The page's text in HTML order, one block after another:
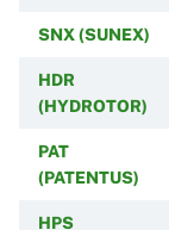
SNX (SUNEX)
HDR
(HYDROTOR)
PAT
(PATENTUS)
HPS